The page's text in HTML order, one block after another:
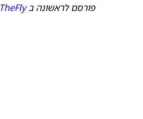
פורסם לראשונה בTheFly